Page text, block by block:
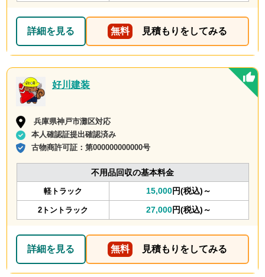
詳細を見る 無料 見積もりをしてみる
好川建装
兵庫県神戸市灘区対応
本人確認証提出確認済み
古物商許可証：第000000000000号
不用品回収の基本料金
軽トラック 15,000円(税込)～
2トントラック 27,000円(税込)～
詳細を見る 無料 見積もりをしてみる